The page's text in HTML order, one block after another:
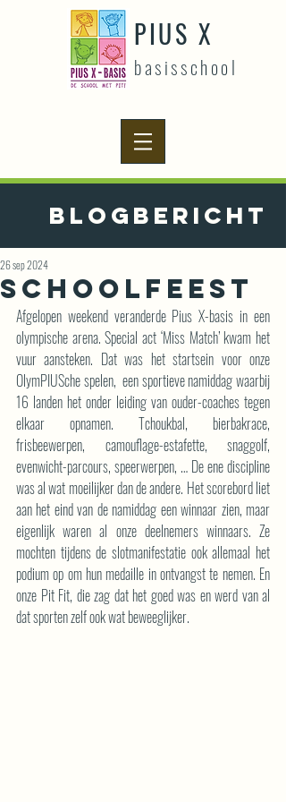
PIUS X
basisschool
Blogbericht
Schoolfeest
26 sep 2024
Afgelopen weekend veranderde Pius X-basis in een
olympische arena. Special act ‘Miss Match’ kwam het
vuur aansteken. Dat was het startsein voor onze
OlymPIUSche spelen,  een sportieve namiddag waarbij
16 landen het onder leiding van ouder-coaches tegen
elkaar opnamen. Tchoukbal, bierbakrace,
frisbeewerpen, camouflage-estafette, snaggolf,
evenwicht-parcours, speerwerpen, … De ene discipline
was al wat moeilijker dan de andere. Het scorebord liet
aan het eind van de namiddag een winnaar zien, maar
eigenlijk waren al onze deelnemers winnaars. Ze
mochten tijdens de slotmanifestatie ook allemaal het
podium op om hun medaille in ontvangst te nemen. En
onze Pit Fit, die zag dat het goed was en werd van al
dat sporten zelf ook wat beweeglijker.